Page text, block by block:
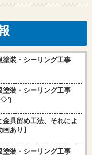
塗装・シーリング工事
塗装・シーリング工事
ゞ
具留め工法、それによ
あり】
塗装・シーリング工事